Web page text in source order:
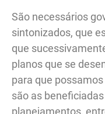
São necessários
sintonizados, que
que
planos que se
para que
são as
planejamentos,